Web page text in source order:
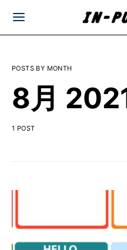
POSTS BY MONTH
8月
1 POST